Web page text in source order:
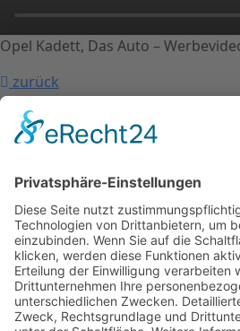
Opel Kadett, Das Auto –
zurück
Kontakt
Impressum
Mitgliederbereich
Facebook
Instagram
Umsetzung:
Kontakt
Impressum
Datenschutzerklärung